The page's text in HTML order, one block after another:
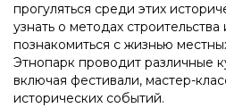
прогуляться среди этих
узнать о методах
познакомиться с жизнью
Этнопарк проводит различные
включая фестивали, мастер-
исторических событий.